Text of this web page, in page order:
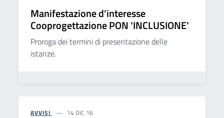
Manifestazione d’interesse
Cooprogettazione PON ‘INCLUSIONE’
Proroga dei termini di presentazione delle
istanze.
AVVISI 14 DIC 16